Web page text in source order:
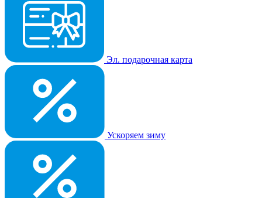
Эл. подарочная карта
Ускоряем зиму